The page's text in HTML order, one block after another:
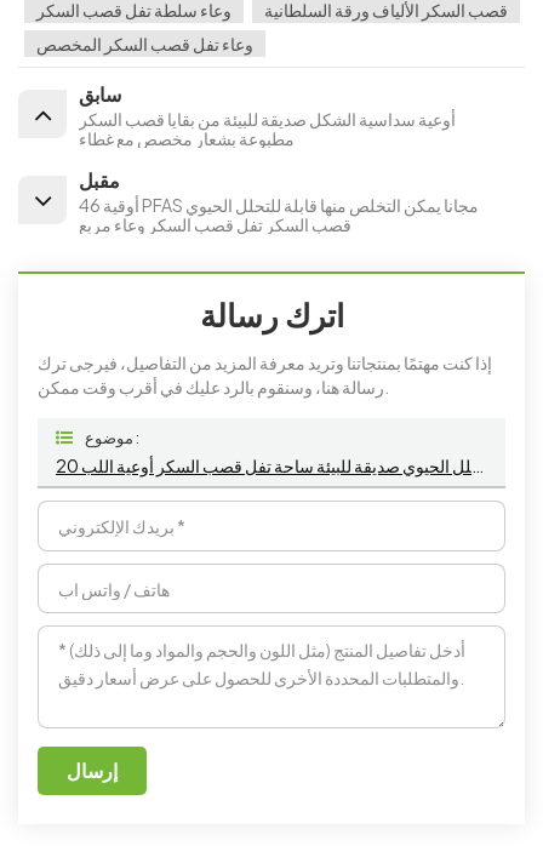
وعاء سلطة تفل قصب السكر
قصب السكر الألياف ورقة السلطانية
وعاء تفل قصب السكر المخصص
سابق
أوعية سداسية الشكل صديقة للبيئة من بقايا قصب السكر
مطبوعة بشعار مخصص مع غطاء
مقبل
46 أوقية PFAS مجانا يمكن التخلص منها قابلة للتحلل الحيوي
قصب السكر تفل قصب السكر وعاء مربع
اترك رسالة
إذا كنت مهتمًا بمنتجاتنا وتريد معرفة المزيد من التفاصيل، فيرجى ترك
موضوع :
إرسال